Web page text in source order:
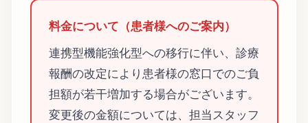
料金について（患者様へのご案内）
連携型機能強化型への移行に伴い、診療
報酬の改定により患者様の窓口でのご負
担額が若干増加する場合がございます。
変更後の金額については、担当スタッフ